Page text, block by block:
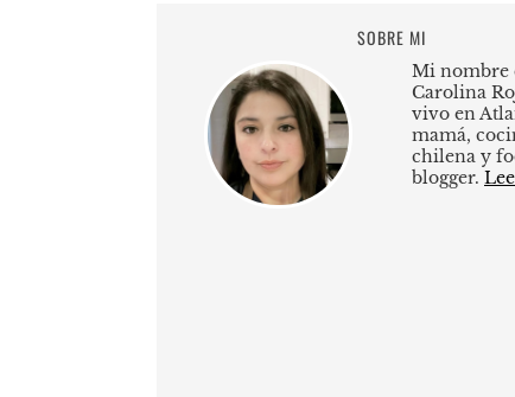
SOBRE MI
Mi nombre
Carolina
vivo en
mamá,
chilena y
blogger.